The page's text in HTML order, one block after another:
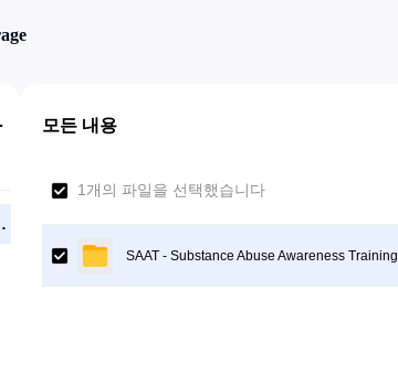
Training
모든 내용
1개의 파일을 선택했습니다
SAAT - Substance Abuse Awareness Training